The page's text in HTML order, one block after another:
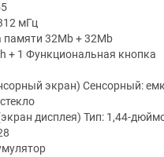
мГц
памяти 32Mb + 32Mb
+ 1 Функциональная кнопка
экран) Сенсорный:
дисплея) Тип: 1,44-